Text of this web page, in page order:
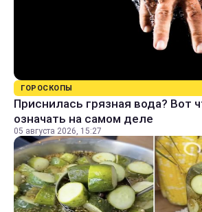
ГОРОСКОПЫ
Приснилась грязная вода? Вот
означать на самом деле
05 августа 2026, 15:27